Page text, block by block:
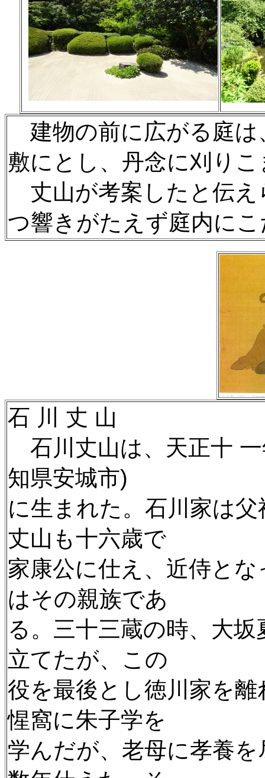
建物の前に広がる庭は
敷にとし、丹念に刈り
丈山が考案したと伝え
つ響きがたえず庭内に
石 川 丈 山
石川丈山は、天正十
知県安城市)
に生まれた。石川家は
丈山も十六歳で
家康公に仕え、近侍と
はその親族であ
る。三十三蔵の時、大
立てたが、この
役を最後とし徳川家を
惺窩に朱子学を
学んだが、老母に孝養